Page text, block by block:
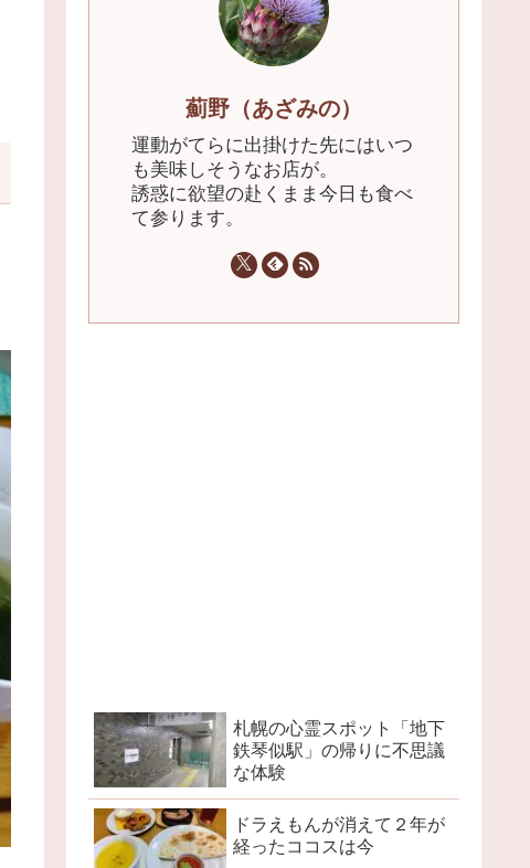
薊野（あざみの）
運動がてらに出掛けた先にはいつ
も美味しそうなお店が。
誘惑に欲望の赴くまま今日も食べ
て参ります。
札幌の心霊スポット「地下
鉄琴似駅」の帰りに不思議
な体験
ドラえもんが消えて２年が
経ったココスは今